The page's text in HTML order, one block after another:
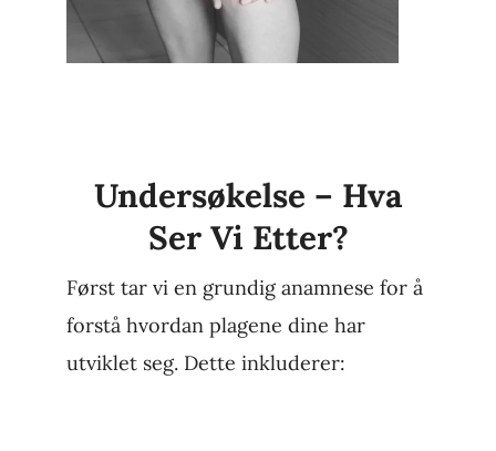
Undersøkelse – Hva
Ser Vi Etter?
Først tar vi en grundig anamnese for å
forstå hvordan plagene dine har
utviklet seg. Dette inkluderer: